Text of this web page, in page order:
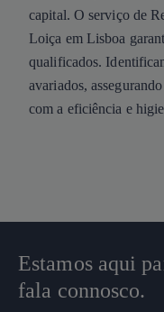
capital. O serviço de
Loiça em Lisboa
qualificados.
avariados,
com a eficiência e
Estamos aqui
fala connosco.